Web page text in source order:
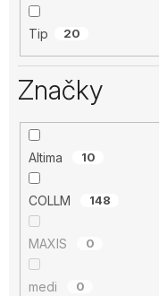
Tip 20
Značky
Altima 10
COLLM 148
MAXIS 0
medi 0